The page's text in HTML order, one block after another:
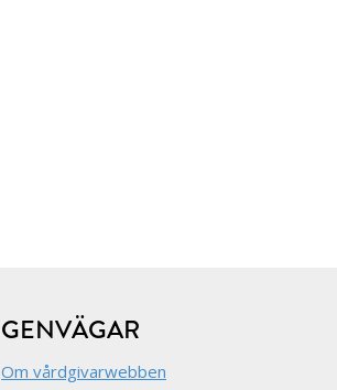
GENVÄGAR
Om vårdgivarwebben